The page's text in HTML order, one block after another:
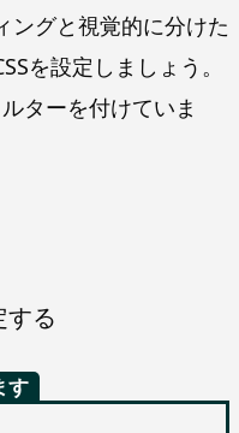
ングと視覚的に分けた
を設定しましょう。
ターを付けていま
する
す